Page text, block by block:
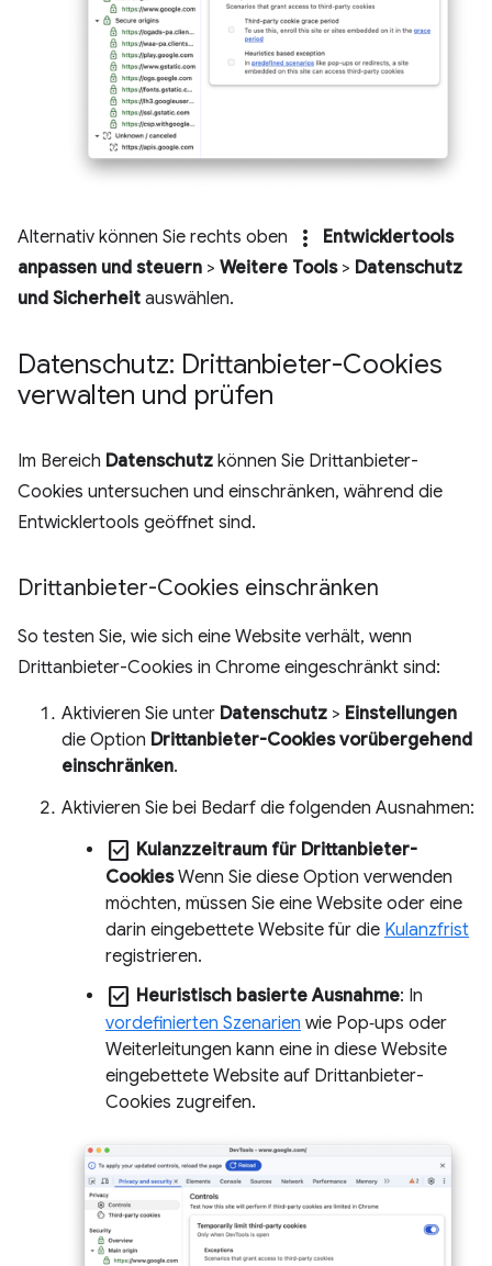
Alternativ können Sie rechts oben more_vert
Entwicklertools
anpassen und steuern > Weitere Tools> Datenschutz
und Sicherheit auswählen.
Datenschutz: Drittanbieter-Cookies
verwalten und prüfen
Im Bereich Datenschutz können Sie Drittanbieter-
Cookies untersuchen und einschränken, während die
Entwicklertools geöffnet sind.
Drittanbieter-Cookies einschränken
So testen Sie, wie sich eine Website verhält, wenn
Drittanbieter-Cookies in Chrome eingeschränkt sind:
Aktivieren Sie unter Datenschutz > Einstellungen
die Option Drittanbieter-Cookies vorübergehend
einschränken.
Aktivieren Sie bei Bedarf die folgenden Ausnahmen:
check_box Kulanzzeitraum für Drittanbieter-
CookiesWenn Sie diese Option verwenden
möchten, müssen Sie eine Website oder eine
darin eingebettete Website für die Kulanzfrist
registrieren.
check_box Heuristisch basierte Ausnahme: In
vordefinierten Szenarien wie Pop‑ups oder
Weiterleitungen kann eine in diese Website
eingebettete Website auf Drittanbieter-
Cookies zugreifen.